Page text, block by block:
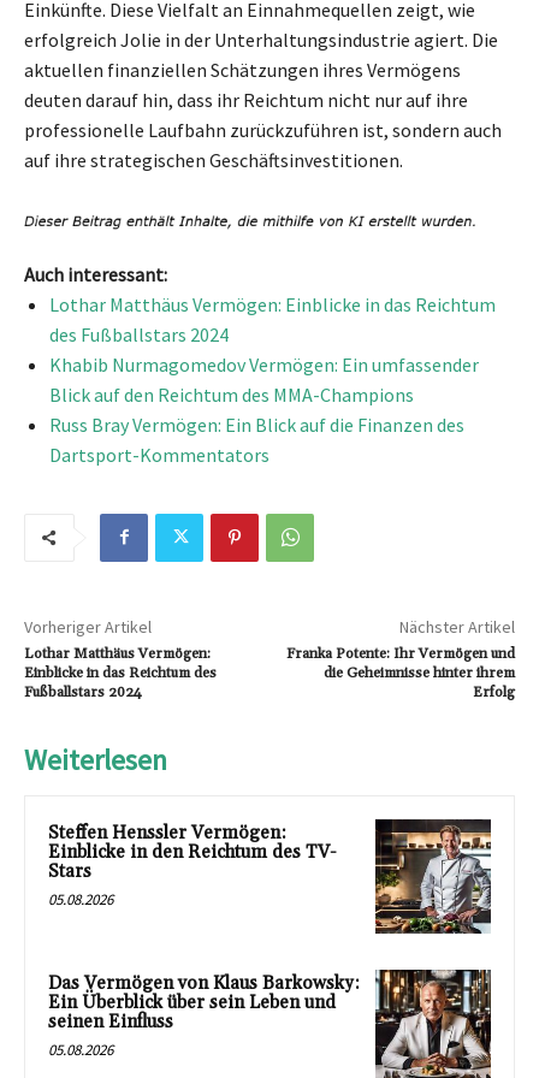
Einkünfte. Diese Vielfalt an Einnahmequellen zeigt, wie
erfolgreich Jolie in der Unterhaltungsindustrie agiert. Die
aktuellen finanziellen Schätzungen ihres Vermögens
deuten darauf hin, dass ihr Reichtum nicht nur auf ihre
professionelle Laufbahn zurückzuführen ist, sondern auch
auf ihre strategischen Geschäftsinvestitionen.
Auch interessant:
Lothar Matthäus Vermögen: Einblicke in das Reichtum
des Fußballstars 2024
Khabib Nurmagomedov Vermögen: Ein umfassender
Blick auf den Reichtum des MMA-Champions
Russ Bray Vermögen: Ein Blick auf die Finanzen des
Dartsport-Kommentators
Vorheriger Artikel
Lothar Matthäus Vermögen:
Einblicke in das Reichtum des
Fußballstars 2024
Nächster Artikel
Franka Potente: Ihr Vermögen und
die Geheimnisse hinter ihrem
Erfolg
Weiterlesen
Steffen Henssler Vermögen:
Einblicke in den Reichtum des TV-
Stars
05.08.2026
Das Vermögen von Klaus Barkowsky:
Ein Überblick über sein Leben und
seinen Einfluss
05.08.2026